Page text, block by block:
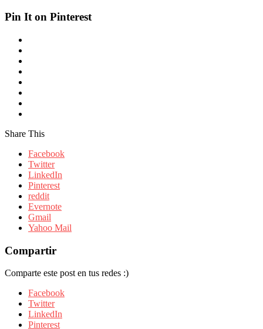
Pin It on Pinterest
Share This
Facebook
Twitter
LinkedIn
Pinterest
reddit
Evernote
Gmail
Yahoo Mail
Compartir
Comparte este post en tus redes :)
Facebook
Twitter
LinkedIn
Pinterest